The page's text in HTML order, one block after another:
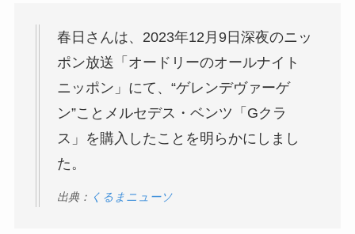
春日さんは、2023年12月9日深夜のニッ
ポン放送「オードリーのオールナイト
ニッポン」にて、“ゲレンデヴァーゲ
ン”ことメルセデス・ベンツ「Gクラ
ス」を購入したことを明らかにしまし
た。
出典： くるまニューソ